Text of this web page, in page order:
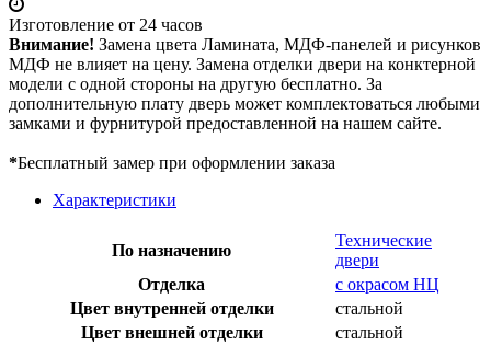
Изготовление от 24 часов
Внимание! Замена цвета Ламината, МДФ-панелей и рисунков
МДФ не влияет на цену. Замена отделки двери на конктерной
модели с одной стороны на другую бесплатно. За
дополнительную плату дверь может комплектоваться любыми
замками и фурнитурой предоставленной на нашем сайте.
*Бесплатный замер при оформлении заказа
Характеристики
По назначению
Технические
двери
Отделка
с окрасом НЦ
Цвет внутренней отделки
стальной
Цвет внешней отделки
стальной